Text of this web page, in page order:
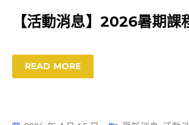
【活動消息】2026暑期課
READ MORE